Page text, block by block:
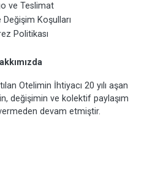
ve Teslimat
Koşulları
Politikası
Otelimin İhtiyacı 20 yılı aşan
değişimin ve kolektif paylaşım
devam etmiştir.